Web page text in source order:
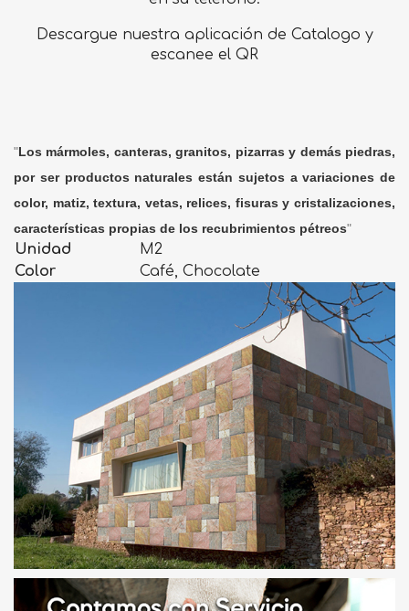
Descargue nuestra aplicación de Catalogo y
escanee el QR
"Los mármoles, canteras, granitos, pizarras y demás piedras,
por ser productos naturales están sujetos a variaciones de
color, matiz, textura, vetas, relices, fisuras y cristalizaciones,
características propias de los recubrimientos pétreos"
Unidad
M2
Color
Café, Chocolate